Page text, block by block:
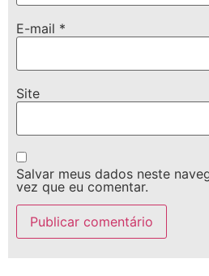
E-mail *
Site
Salvar meus dados neste
vez que eu comentar.